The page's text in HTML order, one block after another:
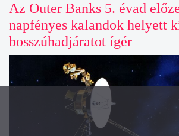
Az Outer Banks 5. évad
napfényes kalandok helyett
bosszúhadjáratot ígér